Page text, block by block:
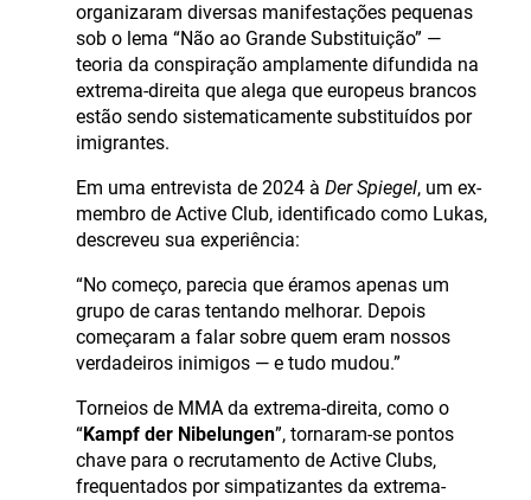
organizaram diversas manifestações pequenas
sob o lema “Não ao Grande Substituição” —
teoria da conspiração amplamente difundida na
extrema-direita que alega que europeus brancos
estão sendo sistematicamente substituídos por
imigrantes.
Em uma entrevista de 2024 à Der Spiegel, um ex-
membro de Active Club, identificado como Lukas,
descreveu sua experiência:
“No começo, parecia que éramos apenas um
grupo de caras tentando melhorar. Depois
começaram a falar sobre quem eram nossos
verdadeiros inimigos — e tudo mudou.”
Torneios de MMA da extrema-direita, como o
“Kampf der Nibelungen”, tornaram-se pontos
chave para o recrutamento de Active Clubs,
frequentados por simpatizantes da extrema-